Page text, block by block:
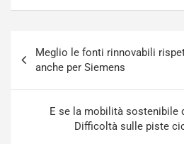
articoli
Meglio le fonti rinnovabili
anche per Siemens
E se la mobilità sostenibile
Difficoltà sulle piste